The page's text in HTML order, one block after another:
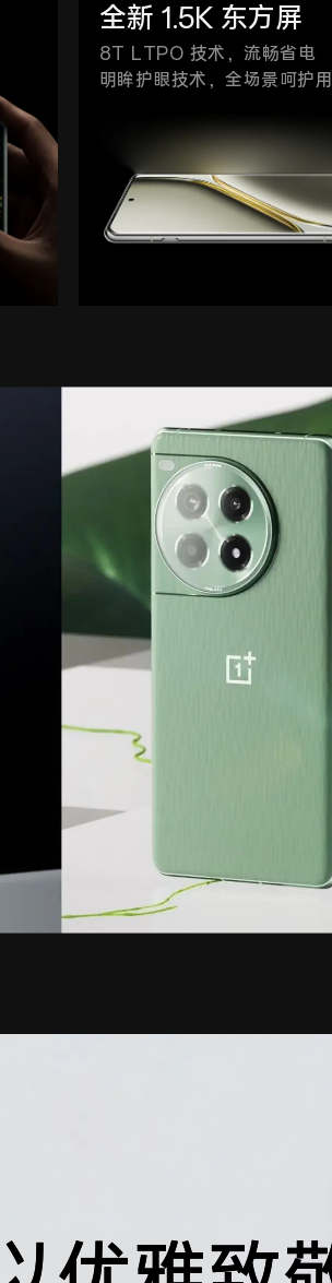
全新 1.5K 东方屏
8T LTPO 技术，流畅省电
明眸护眼技术，全场景呵护